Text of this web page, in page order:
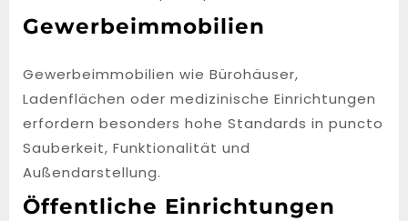
Gewerbeimmobilien
Gewerbeimmobilien wie Bürohäuser,
Ladenflächen oder medizinische Einrichtungen
erfordern besonders hohe Standards in puncto
Sauberkeit, Funktionalität und
Außendarstellung.
Öffentliche Einrichtungen